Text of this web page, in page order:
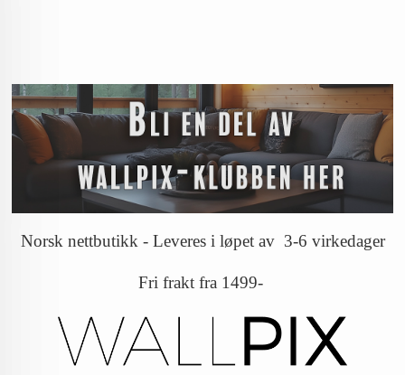
Norsk nettbutikk - Leveres i løpet av 3-6 virkedager
Fri frakt fra 1499-